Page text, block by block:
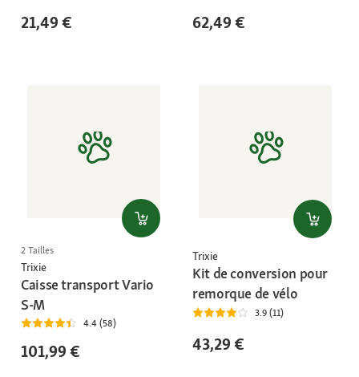
21,49 € 62,49 €
2 Tailles
Trixie
Caisse transport Vario
S-M
4.4 (58)
101,99 €
Trixie
Kit de conversion pour
remorque de vélo
3.9 (11)
43,29 €